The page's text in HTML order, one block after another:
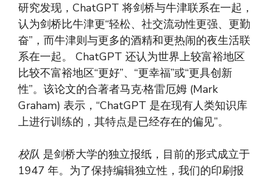
研究发现，ChatGPT 将剑桥与牛津联系在一起，
认为剑桥比牛津更“轻松、社交流动性更强、更勤
奋”，而牛津则与更多的酒精和更热闹的夜生活联
系在一起。 ChatGPT 还认为世界上较富裕地区
比较不富裕地区“更好”、“更幸福”或“更具创新
性”。该论文的合著者马克·格雷厄姆 (Mark
Graham) 表示，“ChatGPT 是在现有人类知识库
上进行训练的，其特点是已经存在的偏见”。
校队 是剑桥大学的独立报纸，目前的形式成立于
1947 年。为了保持编辑独立性，我们的印刷报